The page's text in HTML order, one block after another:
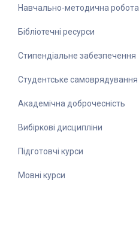
Навчально-методична робота
Бібліотечні ресурси
Стипендіальне забезпечення
Студентське самоврядування
Академічна доброчесність
Вибіркові дисципліни
Підготовчі курси
Мовні курси